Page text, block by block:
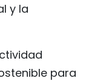
y la
para